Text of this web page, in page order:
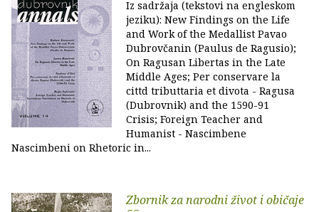
Iz sadržaja (tekstovi na engleskom
jeziku): New Findings on the Life
and Work of the Medallist Pavao
Dubrovčanin (Paulus de Ragusio);
On Ragusan Libertas in the Late
Middle Ages; Per conservare la
cittd tributtaria et divota - Ragusa
(Dubrovnik) and the 1590-91
Crisis; Foreign Teacher and
Humanist - Nascimbene
Nascimbeni on Rhetoric in...
Zbornik za narodni život i običaje